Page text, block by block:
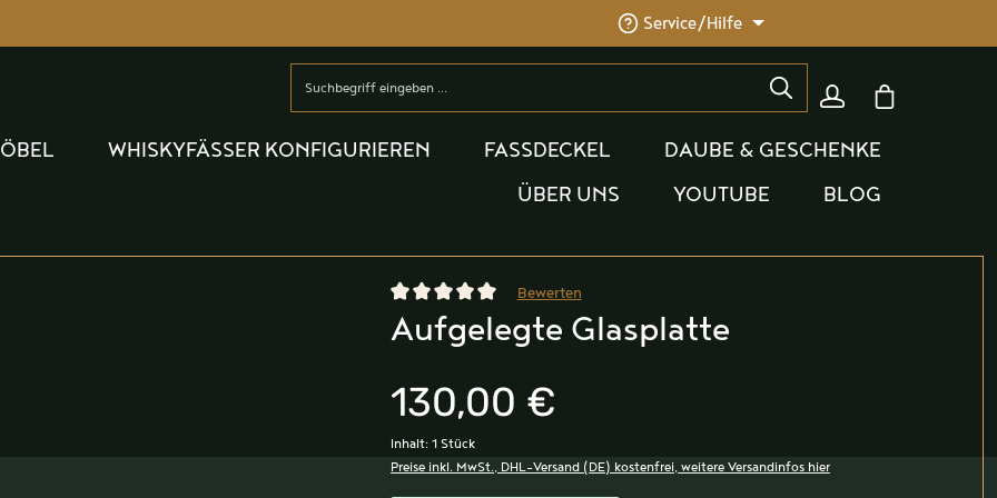
Service/Hilfe
Warenkorb
WHISKYFÄSSER KONFIGURIEREN FASSDECKEL
DAUBE & GESCHENKE
ÜBER UNS
YOUTUBE BLOG
Durchschnittliche Bewertung von 0 von 5 Sternen
Bewerten
Aufgelegte Glasplatte
130,00 €
Inhalt:1 Stück
Preise inkl. MwSt., DHL-Versand (DE) kostenfrei, weitere Versandinfos hier